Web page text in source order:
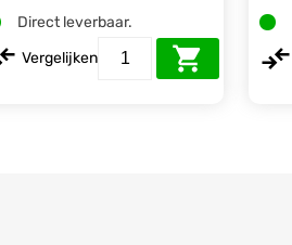
Direct leverbaar.
Vergelijken